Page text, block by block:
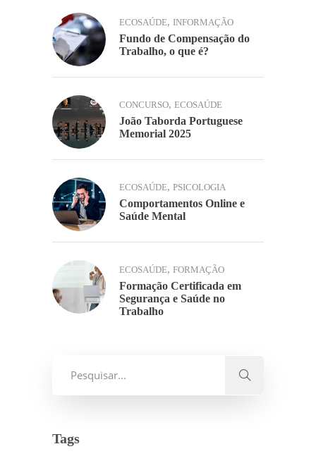
ECOSAÚDE, INFORMAÇÃO
Fundo de Compensação do
Trabalho, o que é?
CONCURSO, ECOSAÚDE
João Taborda Portuguese
Memorial 2025
ECOSAÚDE, PSICOLOGIA
Comportamentos Online e
Saúde Mental
ECOSAÚDE, FORMAÇÃO
Formação Certificada em
Segurança e Saúde no
Trabalho
Tags